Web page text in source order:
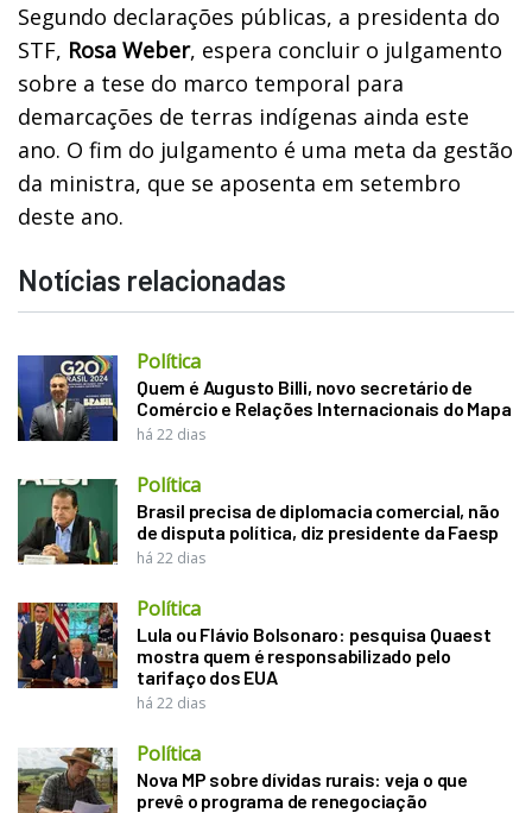
Segundo declarações públicas, a presidenta do
STF, Rosa Weber, espera concluir o julgamento
sobre a tese do marco temporal para
demarcações de terras indígenas ainda este
ano. O fim do julgamento é uma meta da gestão
da ministra, que se aposenta em setembro
deste ano.
Notícias relacionadas
Política
Quem é Augusto Billi, novo secretário de
Comércio e Relações Internacionais do Mapa
há 22 dias
Política
Brasil precisa de diplomacia comercial, não
de disputa política, diz presidente da Faesp
há 22 dias
Política
Lula ou Flávio Bolsonaro: pesquisa Quaest
mostra quem é responsabilizado pelo
tarifaço dos EUA
há 22 dias
Política
Nova MP sobre dívidas rurais: veja o que
prevê o programa de renegociação